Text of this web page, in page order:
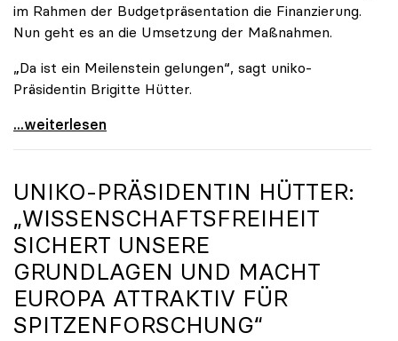
im Rahmen der Budgetpräsentation die Finanzierung.
Nun geht es an die Umsetzung der Maßnahmen.
„Da ist ein Meilenstein gelungen“, sagt uniko-
Präsidentin Brigitte Hütter.
Universitäten wappnen sich gegen zunehmende Gefahr
...weiterlesen
UNIKO-PRÄSIDENTIN HÜTTER:
„WISSENSCHAFTSFREIHEIT
SICHERT UNSERE
GRUNDLAGEN UND MACHT
EUROPA ATTRAKTIV FÜR
SPITZENFORSCHUNG“